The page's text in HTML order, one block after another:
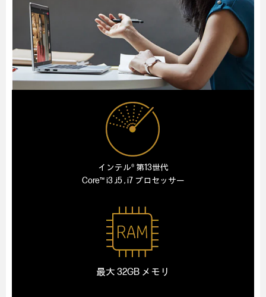
インテル® 第13世代
Core™ i3 ,i5 , i7 プロセッサー
最大 32GB メモリ